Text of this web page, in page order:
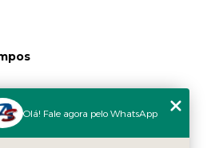
Olá! Fale agora pelo WhatsApp